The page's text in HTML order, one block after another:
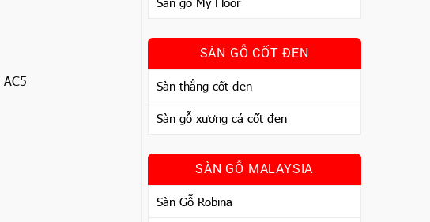
SÀN GỖ CỐT ĐEN
Sàn thẳng cốt đen
Sàn gỗ xương cá cốt đen
SÀN GỖ MALAYSIA
Sàn Gỗ Robina
AC5